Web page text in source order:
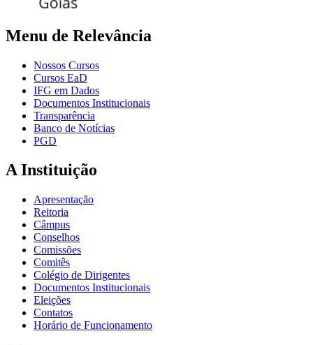
Menu de Relevância
Nossos Cursos
Cursos EaD
IFG em Dados
Documentos Institucionais
Transparência
Banco de Notícias
PGD
A Instituição
Apresentação
Reitoria
Câmpus
Conselhos
Comissões
Comitês
Colégio de Dirigentes
Documentos Institucionais
Eleições
Contatos
Horário de Funcionamento